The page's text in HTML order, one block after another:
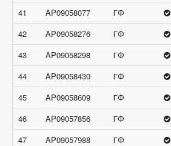
41 AP09058077 ГФ
42
AP09058276 ГФ
43
AP09058298 ГФ
44
AP09058430 ГФ
45
AP09058609 ГФ
46
AP09057856 ГФ
47
AP09057988 ГФ